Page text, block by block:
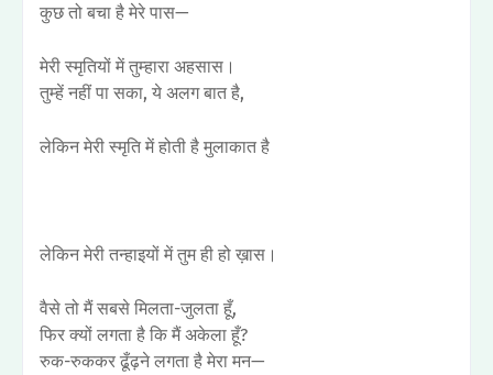
कुछ तो बचा है मेरे पास—
मेरी स्मृतियों में तुम्हारा अहसास।
तुम्हें नहीं पा सका, ये अलग बात है,
लेकिन मेरी स्मृति में होती है मुलाकात है
लेकिन मेरी तन्हाइयों में तुम ही हो ख़ास।
वैसे तो मैं सबसे मिलता-जुलता हूँ,
फिर क्यों लगता है कि मैं अकेला हूँ?
रुक-रुककर ढूँढ़ने लगता है मेरा मन—